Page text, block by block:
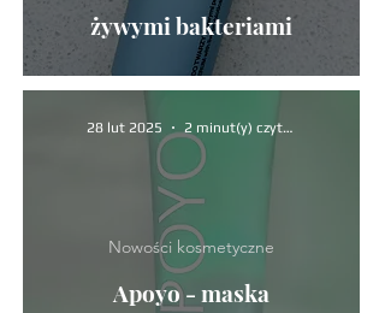
żywymi bakteriami
Apoyo - maska
Nowości kosmetyczne
28 lut 2025 2 minut(y) czytania